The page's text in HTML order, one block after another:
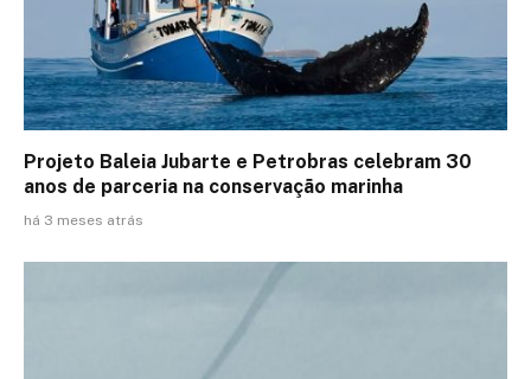
Projeto Baleia Jubarte e Petrobras celebram 30
anos de parceria na conservação marinha
há 3 meses atrás